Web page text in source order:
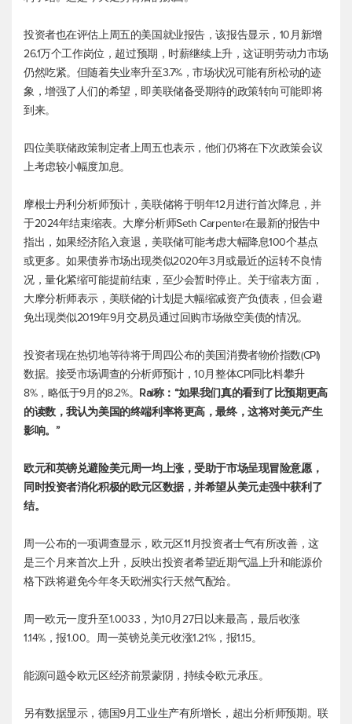
投资者也在评估上周五的美国就业报告，该报告显示，10月新增
26.1万个工作岗位，超过预期，时薪继续上升，这证明劳动力市场
仍然吃紧。但随着失业率升至3.7%，市场状况可能有所松动的迹
象，增强了人们的希望，即美联储备受期待的政策转向可能即将
到来。
四位美联储政策制定者上周五也表示，他们仍将在下次政策会议
上考虑较小幅度加息。
摩根士丹利分析师预计，美联储将于明年12月进行首次降息，并
于2024年结束缩表。大摩分析师Seth Carpenter在最新的报告中
指出，如果经济陷入衰退，美联储可能考虑大幅降息100个基点
或更多。如果债券市场出现类似2020年3月或最近的运转不良情
况，量化紧缩可能提前结束，至少会暂时停止。关于缩表方面，
大摩分析师表示，美联储的计划是大幅缩减资产负债表，但会避
免出现类似2019年9月交易员通过回购市场做空美债的情况。
投资者现在热切地等待将于周四公布的美国消费者物价指数(CPI)
数据。接受市场调查的分析师预计，10月整体CPI同比料攀升
8%，略低于9月的8.2%。 Rai称：“如果我们真的看到了比预期更高
的读数，我认为美国的终端利率将更高，最终，这将对美元产生
影响。”
欧元和英镑兑避险美元周一均上涨，受助于市场呈现冒险意愿，
同时投资者消化积极的欧元区数据，并希望从美元走强中获利了
结。
周一公布的一项调查显示，欧元区11月投资者士气有所改善，这
是三个月来首次上升，反映出投资者希望近期气温上升和能源价
格下跌将避免今年冬天欧洲实行天然气配给。
周一欧元一度升至1.0033，为10月27日以来最高，最后收涨
1.14%，报1.00。周一英镑兑美元收涨1.21%，报1.15。
能源问题令欧元区经济前景蒙阴，持续令欧元承压。
另有数据显示，德国9月工业生产有所增长，超出分析师预期。联